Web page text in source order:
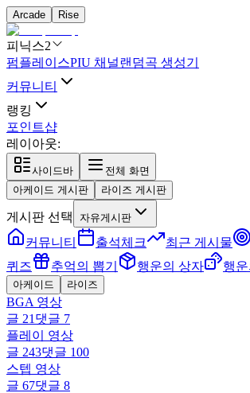
Arcade Rise
피닉스2
펌플레이스PIU 채널랜덤곡 생성기
커뮤니티
랭킹
포인트샵
레이아웃:
사이드바
전체 화면
아케이드 게시판
라이즈 게시판
게시판 선택 자유게시판
커뮤니티 출석체크 최근 게시물
퀴즈
추억의 뽑기 행운의 상자 행
아케이드 라이즈
BGA 영상
글 21 댓글 7
플레이 영상
글 243댓글 100
스텝 영상
글 67댓글 8